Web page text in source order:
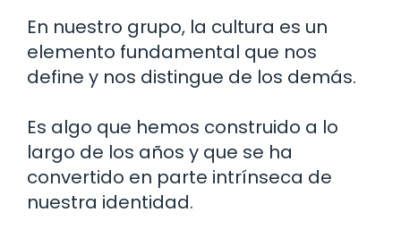
En nuestro grupo, la cultura es un
elemento fundamental que nos
define y nos distingue de los demás.
Es algo que hemos construido a lo
largo de los años y que se ha
convertido en parte intrínseca de
nuestra identidad.